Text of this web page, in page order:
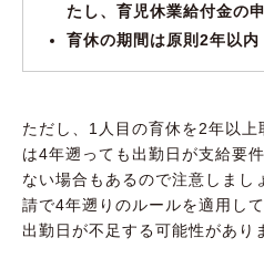
たし、育児休業給付金の
育休の期間は原則2年以内
ただし、1人目の育休を2年以
は4年遡っても出勤日が支給要
ない場合もあるので注意しまし
請で4年遡りのルールを適用し
出勤日が不足する可能性があり